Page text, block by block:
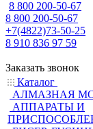
8 800 200-50-67
8 800 200-50-67
+7(4822)73-50-25
8 910 836 97 59
Заказать звонок
Каталог
АЛМАЗНАЯ
АППАРАТЫ И